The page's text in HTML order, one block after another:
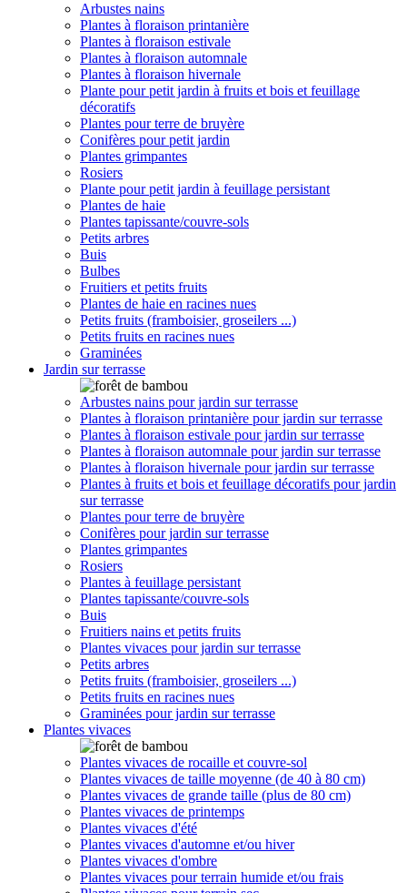
Arbustes nains
Plantes à floraison printanière
Plantes à floraison estivale
Plantes à floraison automnale
Plantes à floraison hivernale
Plante pour petit jardin à fruits et bois et feuillage
décoratifs
Plantes pour terre de bruyère
Conifères pour petit jardin
Plantes grimpantes
Rosiers
Plante pour petit jardin à feuillage persistant
Plantes de haie
Plantes tapissante/couvre-sols
Petits arbres
Buis
Bulbes
Fruitiers et petits fruits
Plantes de haie en racines nues
Petits fruits (framboisier, groseilers ...)
Petits fruits en racines nues
Graminées
Jardin sur terrasse
Arbustes nains pour jardin sur terrasse
Plantes à floraison printanière pour jardin sur terrasse
Plantes à floraison estivale pour jardin sur terrasse
Plantes à floraison automnale pour jardin sur terrasse
Plantes à floraison hivernale pour jardin sur terrasse
Plantes à fruits et bois et feuillage décoratifs pour jardin
sur terrasse
Plantes pour terre de bruyère
Conifères pour jardin sur terrasse
Plantes grimpantes
Rosiers
Plantes à feuillage persistant
Plantes tapissante/couvre-sols
Buis
Fruitiers nains et petits fruits
Plantes vivaces pour jardin sur terrasse
Petits arbres
Petits fruits (framboisier, groseilers ...)
Petits fruits en racines nues
Graminées pour jardin sur terrasse
Plantes vivaces
Plantes vivaces de rocaille et couvre-sol
Plantes vivaces de taille moyenne (de 40 à 80 cm)
Plantes vivaces de grande taille (plus de 80 cm)
Plantes vivaces de printemps
Plantes vivaces d'été
Plantes vivaces d'automne et/ou hiver
Plantes vivaces d'ombre
Plantes vivaces pour terrain humide et/ou frais